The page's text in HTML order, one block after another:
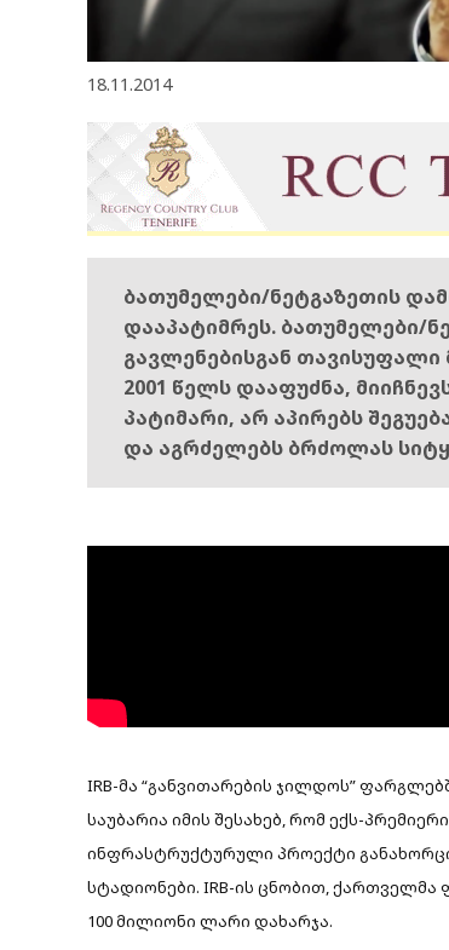
18.11.2014
ბათუმელები/ნეტგაზეთის
დააპატიმრეს. ბათუმელები/
გავლენებისგან
2001 წელს დააფუძნა,
პატიმარი, არ აპირებს
და აგრძელებს ბრძოლას
IRB-მა “განვითარების ჯილდოს”
საუბარია იმის შესახებ, რომ ექს-
ინფრასტრუქტურული პროექტი
სტადიონები. IRB-ის ცნობით,
100 მილიონი ლარი დახარჯა.